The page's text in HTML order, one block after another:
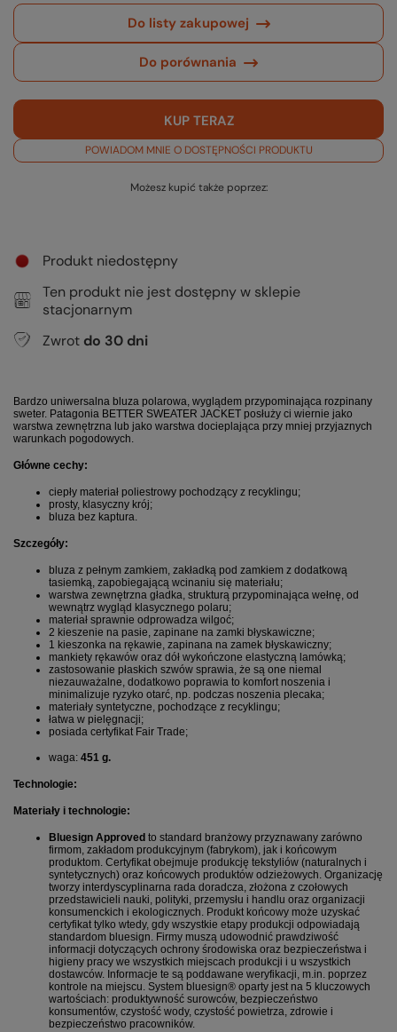
Do listy zakupowej
Do porównania
KUP TERAZ
POWIADOM MNIE O DOSTĘPNOŚCI PRODUKTU
Możesz kupić także poprzez:
Produkt niedostępny
Ten produkt nie jest dostępny w sklepie
stacjonarnym
Zwrot do 30 dni
Bardzo uniwersalna bluza polarowa, wyglądem przypominająca rozpinany
sweter. Patagonia BETTER SWEATER JACKET posłuży ci wiernie jako
warstwa zewnętrzna lub jako warstwa docieplająca przy mniej przyjaznych
warunkach pogodowych.
Główne cechy:
ciepły materiał poliestrowy pochodzący z recyklingu;
prosty, klasyczny krój;
bluza bez kaptura.
Szczegóły:
bluza z pełnym zamkiem, zakładką pod zamkiem z dodatkową
tasiemką, zapobiegającą wcinaniu się materiału;
warstwa zewnętrzna gładka, strukturą przypominająca wełnę, od
wewnątrz wygląd klasycznego polaru;
materiał sprawnie odprowadza wilgoć;
2 kieszenie na pasie, zapinane na zamki błyskawiczne;
1 kieszonka na rękawie, zapinana na zamek błyskawiczny;
mankiety rękawów oraz dół wykończone elastyczną lamówką;
zastosowanie płaskich szwów sprawia, że są one niemal
niezauważalne, dodatkowo poprawia to komfort noszenia i
minimalizuje ryzyko otarć, np. podczas noszenia plecaka;
materiały syntetyczne, pochodzące z recyklingu;
łatwa w pielęgnacji;
posiada certyfikat Fair Trade;
waga: 451 g.
Technologie:
Materiały i technologie:
Bluesign Approved to standard branżowy przyznawany zarówno
firmom, zakładom produkcyjnym (fabrykom), jak i końcowym
produktom. Certyfikat obejmuje produkcję tekstyliów (naturalnych i
syntetycznych) oraz końcowych produktów odzieżowych. Organizację
tworzy interdyscyplinarna rada doradcza, złożona z czołowych
przedstawicieli nauki, polityki, przemysłu i handlu oraz organizacji
konsumenckich i ekologicznych. Produkt końcowy może uzyskać
certyfikat tylko wtedy, gdy wszystkie etapy produkcji odpowiadają
standardom bluesign. Firmy muszą udowodnić prawdziwość
informacji dotyczących ochrony środowiska oraz bezpieczeństwa i
higieny pracy we wszystkich miejscach produkcji i u wszystkich
dostawców. Informacje te są poddawane weryfikacji, m.in. poprzez
kontrole na miejscu. System bluesign® oparty jest na 5 kluczowych
wartościach: produktywność surowców, bezpieczeństwo
konsumentów, czystość wody, czystość powietrza, zdrowie i
bezpieczeństwo pracowników.